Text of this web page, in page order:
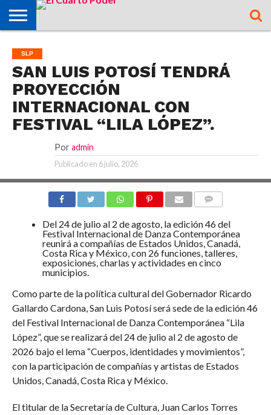
TAMAZUNCHALE
SAN MARTÍN
CHALCHICUAUTLA
MATLAPA
AXTLA DE
TERRAZAS
XILITLA
ZONA
HUASTECA
SLP
ZONA
MEDIA
ZONA
CENTRO
ALTIPLANO
TAMAULIPAS
CULTURA
HIDALGO
INTERNACIONAL
NACIONAL
DEPORTES
SLP
SAN LUIS POTOSÍ TENDRÁ
PROYECCIÓN
INTERNACIONAL CON
FESTIVAL “LILA LÓPEZ”.
Por admin
Publicado en 6 julio, 2026
Del 24 de julio al 2 de agosto, la edición 46 del
Festival Internacional de Danza Contemporánea
reunirá a compañías de Estados Unidos, Canadá,
Costa Rica y México, con 26 funciones, talleres,
exposiciones, charlas y actividades en cinco
municipios.
Como parte de la política cultural del Gobernador Ricardo
Gallardo Cardona, San Luis Potosí será sede de la edición 46
del Festival Internacional de Danza Contemporánea “Lila
López”, que se realizará del 24 de julio al 2 de agosto de
2026 bajo el lema “Cuerpos, identidades y movimientos”,
con la participación de compañías y artistas de Estados
Unidos, Canadá, Costa Rica y México.
El titular de la Secretaría de Cultura, Juan Carlos Torres